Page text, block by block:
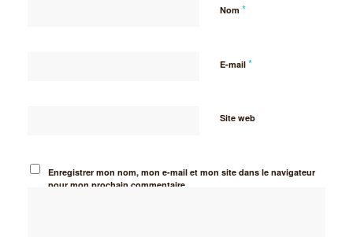
Nom *
E-mail *
Site web
Enregistrer mon nom, mon e-mail et mon site dans le navigateur
pour mon prochain commentaire.